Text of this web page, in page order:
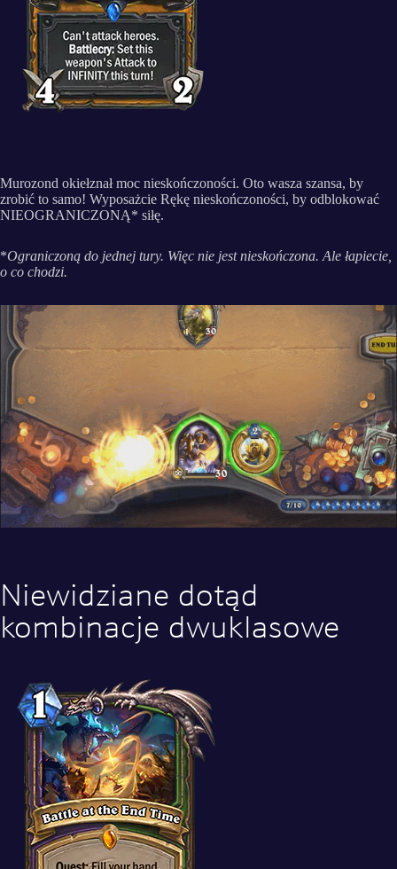
Murozond okiełznał moc nieskończoności. Oto wasza szansa, by
zrobić to samo! Wyposażcie Rękę nieskończoności, by odblokować
NIEOGRANICZONĄ* siłę.
*Ograniczoną do jednej tury. Więc nie jest nieskończona. Ale łapiecie,
o co chodzi.
Niewidziane dotąd
kombinacje dwuklasowe